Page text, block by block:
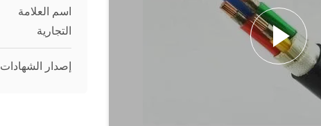
اسم العلامة
التجارية
إصدار الشهادات